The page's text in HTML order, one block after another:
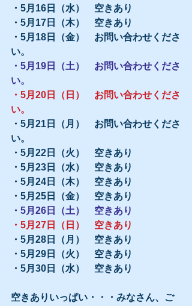
・5月16日（水）　空きあり
・5月17日（木）　空きあり
・5月18日（金）　お問い合わせくださ
い。
・5月19日（土）　お問い合わせくださ
い。
・5月20日（日）　お問い合わせくださ
い。
・5月21日（月）　お問い合わせくださ
い。
・5月22日（火）　空きあり
・5月23日（水）　空きあり
・5月24日（木）　空きあり
・5月25日（金）　空きあり
・5月26日（土）　空きあり
・5月27日（日）　空きあり
・5月28日（月）　空きあり
・5月29日（火）　空きあり
・5月30日（水）　空きあり
空きありいっぱい・・・みなさん、ご